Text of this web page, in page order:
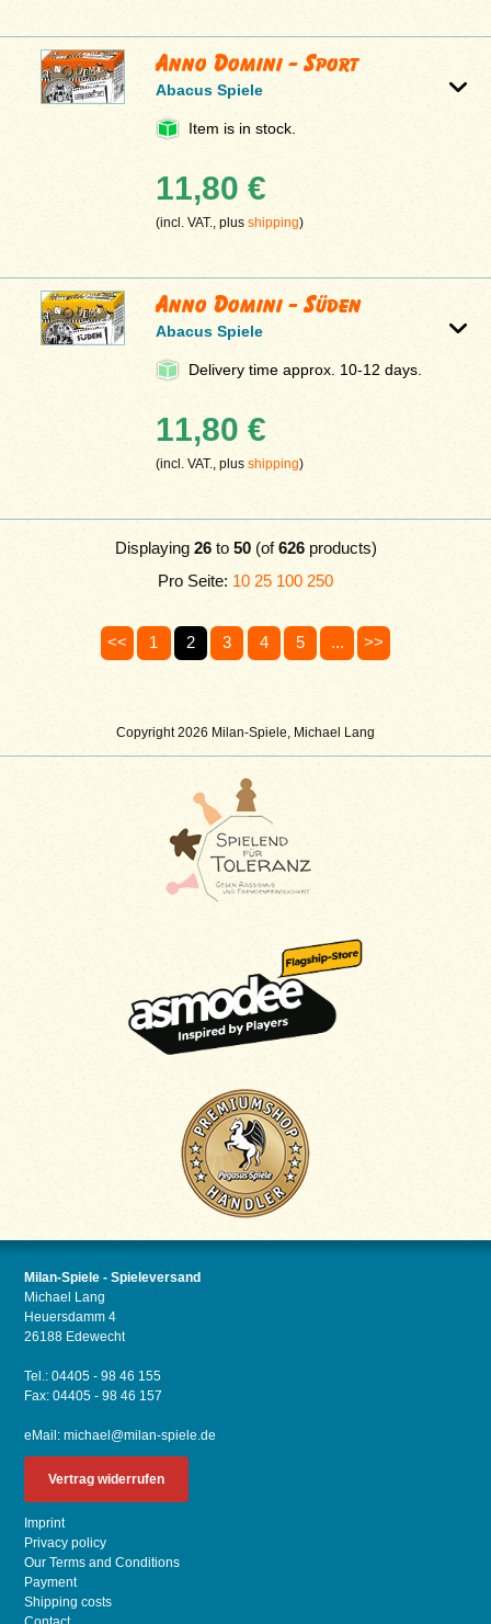
Copyright 2026 Milan-Spiele, Michael Lang
Anno Domini - Sport
Abacus Spiele
Item is in stock.
11,80 €
(incl. VAT., plusshipping)
Anno Domini - Süden
Abacus Spiele
Delivery time approx. 10-12 days.
11,80 €
(incl. VAT., plusshipping)
Displaying 26to 50(of626products)
Pro Seite: 10 25 100 250
<< 1 2 3 4 5 ... >>
Milan-Spiele - Spieleversand
Michael Lang
Heuersdamm 4
26188 Edewecht
Tel.: 04405 - 98 46 155
Fax: 04405 - 98 46 157
eMail:michael@milan-spiele.de
Vertrag widerrufen
Imprint
Privacy policy
Our Terms and Conditions
Payment
Shipping costs